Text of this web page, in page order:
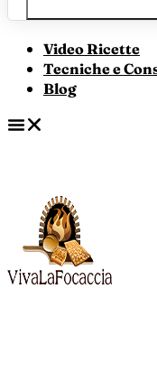
Video Ricette
Tecniche e
Blog